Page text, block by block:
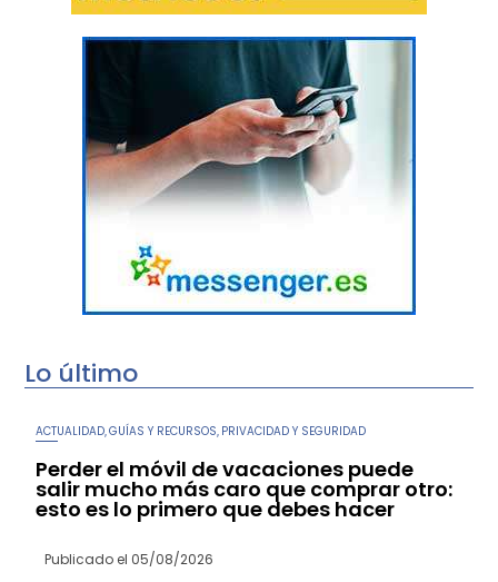
Lo último
ACTUALIDAD ,GUÍAS Y RECURSOS PRIVACIDAD Y SEGURIDAD
Perder el móvil de vacaciones puede
salir mucho más caro que comprar otro:
esto es lo primero que debes hacer
Publicado el 05/08/2026